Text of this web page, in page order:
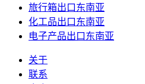
旅行箱出口东南亚
化工品出口东南亚
电子产品出口东南亚
关于
联系